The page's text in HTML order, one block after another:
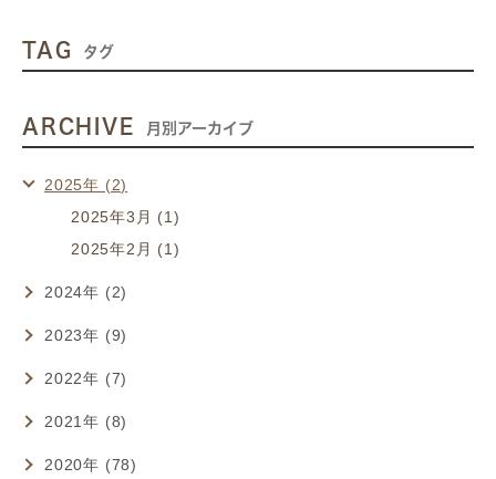
TAG タグ
ARCHIVE 月別アーカイブ
2025年 (2)
2025年3月 (1)
2025年2月 (1)
2024年 (2)
2023年 (9)
2022年 (7)
2021年 (8)
2020年 (78)